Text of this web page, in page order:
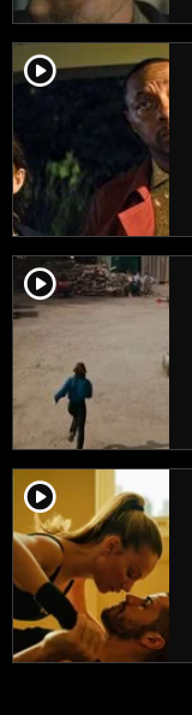
player2
player2
player2